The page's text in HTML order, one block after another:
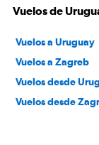
Vuelos de
Vuelos a Uruguay
Vuelos a Zagreb
Vuelos desde
Vuelos desde